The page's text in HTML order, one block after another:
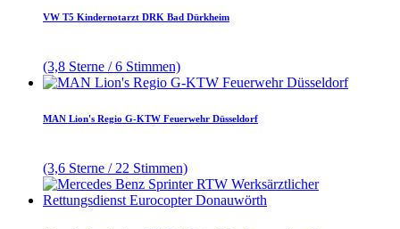
VW T5 Kindernotarzt DRK Bad Dürkheim
(3,8 Sterne / 6 Stimmen)
MAN Lion's Regio G-KTW Feuerwehr Düsseldorf
(3,6 Sterne / 22 Stimmen)